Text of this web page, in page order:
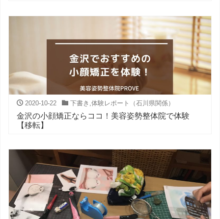
2020-10-22 下書き 体験レポート（石川県関係）
金沢の小顔矯正ならココ！美容姿勢整体院で体験
【移転】